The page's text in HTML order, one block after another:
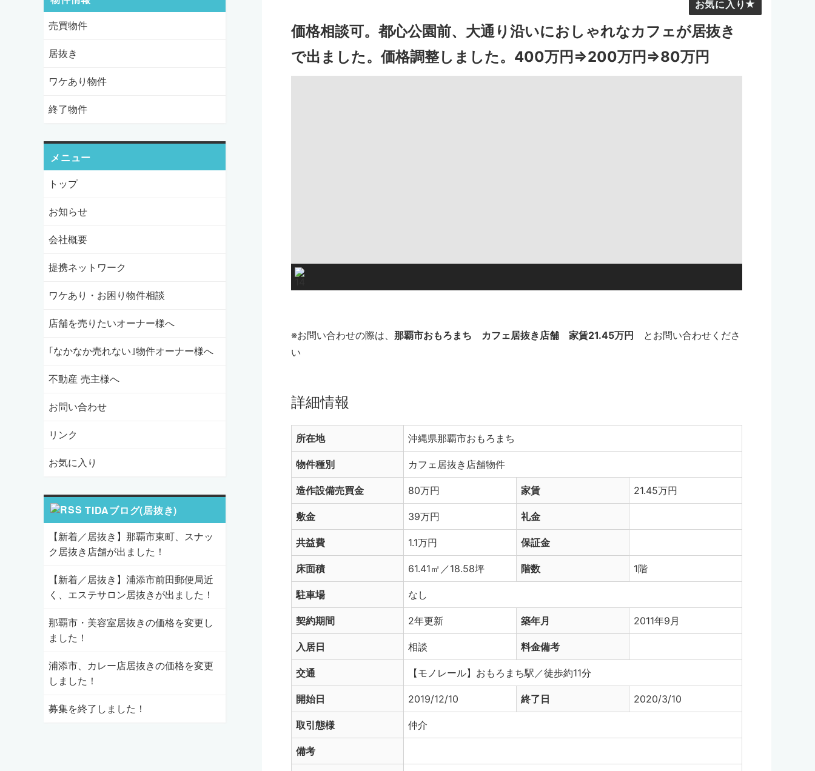
価格相談可。都心公園前、大通り沿いにおしゃれなカフェが居抜き
で出ました。価格調整しました。400万円⇒200万円⇒80万円
お気に入り
※お問い合わせの際は、 那覇市おもろまち カフェ居抜き店舗 家賃21.45万円 とお問い合わせくださ
い
詳細情報
所在地 沖縄県那覇市おもろまち
物件種別 カフェ居抜き店舗物件
造作設備売買金 80万円 家賃 21.45万円
敷金 39万円 礼金
共益費 1.1万円 保証金
床面積 61.41㎡／18.58坪 階数 1階
駐車場 なし
契約期間 2年更新 築年月 2011年9月
入居日 相談 料金備考
交通 【モノレール】おもろまち駅／徒歩約11分
開始日 2019/12/10 終了日 2020/3/10
取引態様 仲介
備考
売買物件
居抜き
ワケあり物件
終了物件
メニュー
トップ
お知らせ
会社概要
提携ネットワーク
ワケあり・お困り物件相談
店舗を売りたいオーナー様へ
｢なかなか売れない｣物件オーナー様へ
不動産 売主様へ
お問い合わせ
リンク
お気に入り
TIDAブログ(居抜き)
【新着／居抜き】那覇市東町、スナッ
ク居抜き店舗が出ました！
【新着／居抜き】浦添市前田郵便局近
く、エステサロン居抜きが出ました！
那覇市・美容室居抜きの価格を変更し
ました！
浦添市、カレー店居抜きの価格を変更
しました！
募集を終了しました！